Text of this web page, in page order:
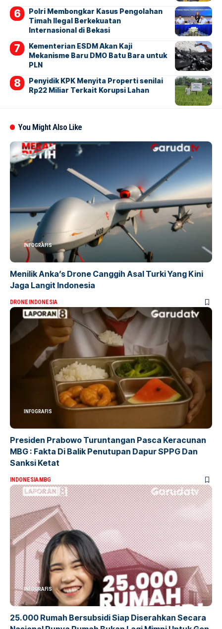
Polri Membongkar Kasus Pengolahan
Timah Ilegal Berkekuatan
Internasional di Bekasi
Kementerian ESDM Akan Kaji
Mekanisme Baru DMO Batu Bara untuk
PLN
Penyidik KPK Menyita Properti senilai
Rp22 Miliar Terkait Korupsi Lahan
You Might Also Like
INFOGRAFIS
Menilik Anka’s Drone Canggih Asal Turki Yang Kini
Jaga Langit Indonesia
DRONEINDONESIA
INFOGRAFIS
Presiden Prabowo Turuntangan Pasca Keracunan
MBG : Fakta Di Balik Penutupan Dapur SPPG Dan
Sanksi Ketat
INDONESIAMBG
INFOGRAFIS
25.000 Rumah Bersubsidi Siap Diserahkan Secara